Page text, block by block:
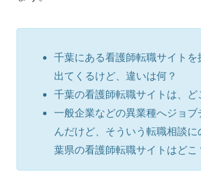
千葉にある看護師転職サイトを
出てくるけど、違いは何？
千葉の看護師転職サイトは、ど
一般企業などの異業種へジョブ
んだけど、そういう転職相談
葉県の看護師転職サイトはどこ